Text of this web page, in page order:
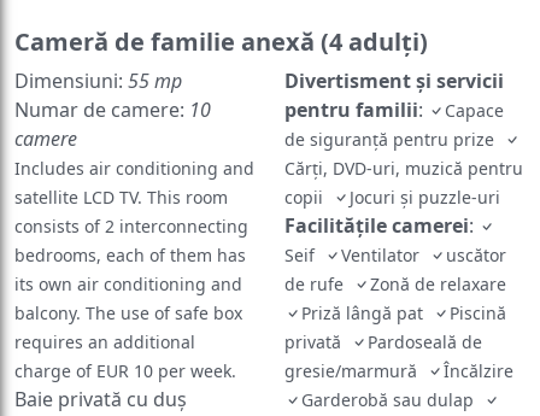
Cameră de familie anexă (4 adulți)
Dimensiuni: 55 mp
Numar de camere: 10
camere
Includes air conditioning and
satellite LCD TV. This room
consists of 2 interconnecting
bedrooms, each of them has
its own air conditioning and
balcony. The use of safe box
requires an additional
charge of EUR 10 per week.
Baie privată cu duș
Divertisment și servicii
pentru familii:
Capace
de siguranță pentru prize
Cărți, DVD-uri, muzică pentru
copii
Jocuri și puzzle-uri
Facilităţile camerei:
Seif Ventilator
uscător
de rufe
Zonă de relaxare
Priză lângă pat
Piscină
privată
Pardoseală de
gresie/marmură
Încălzire
Garderobă sau dulap